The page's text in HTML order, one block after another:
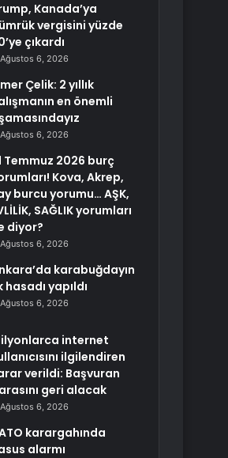
Kanada’ya
vergisini yüzde
çıkardı
Ağustos 6, 2026
Çelik: 2 yıllık
en önemli
Ağustos 6, 2026
Temmuz 2026 burç
Kova, Akrep,
burcu yorumu… AŞK,
SAĞLIK yorumları
diyor?
Ağustos 6, 2026
karabuğdayın
hasadı yapıldı
Ağustos 6, 2026
internet
ilgilendiren
verildi: Başvuran
geri alacak
Ağustos 6, 2026
karargahında
alarmı